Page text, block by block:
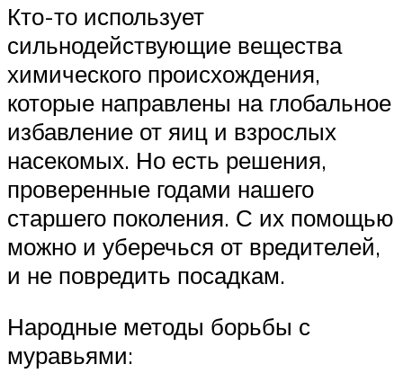
Кто-то использует
сильнодействующие вещества
химического происхождения,
которые направлены на глобальное
избавление от яиц и взрослых
насекомых. Но есть решения,
проверенные годами нашего
старшего поколения. С их помощью
можно и уберечься от вредителей,
и не повредить посадкам.
Народные методы борьбы с
муравьями: